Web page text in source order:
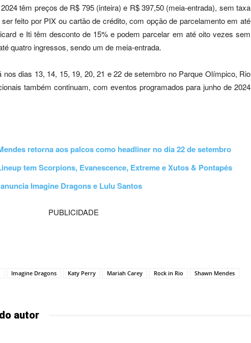
têm preços de R$ 795 (inteira) e R$ 397,50 (meia-entrada), sem taxa
feito por PIX ou cartão de crédito, com opção de parcelamento em até
e Iti têm desconto de 15% e podem parcelar em até oito vezes sem
quatro ingressos, sendo um de meia-entrada.
dias 13, 14, 15, 19, 20, 21 e 22 de setembro no Parque Olímpico, Rio
também continuam, com eventos programados para junho de 2024
retorna aos palcos como headliner no dia 22 de setembro
tem Scorpions, Evanescence, Extreme e Xutos & Pontapés
Imagine Dragons e Lulu Santos
PUBLICIDADE
Imagine Dragons Katy Perry Mariah Carey Rock in Rio
Shawn Mendes
autor